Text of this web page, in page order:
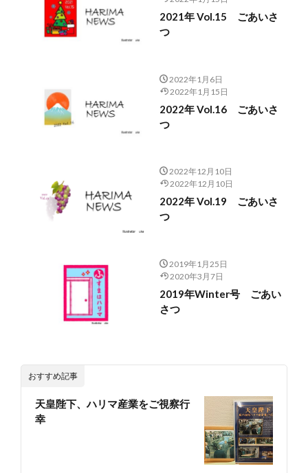
2021年 Vol.15 ごあいさ
つ
2022年1月6日
2022年1月15日
2022年 Vol.16 ごあいさ
つ
2022年12月10日
2022年12月10日
2022年 Vol.19 ごあいさ
つ
2019年1月25日
2020年3月7日
2019年Winter号 ごあい
さつ
おすすめ記事
天皇陛下、ハリマ産業をご視察行
幸